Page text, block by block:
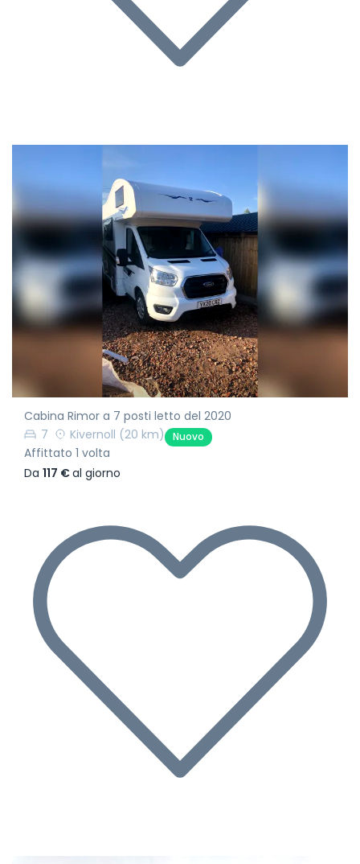
Cabina Rimor a 7 posti letto del 2020
7
Kivernoll (20 km) Nuovo
Affittato 1 volta
Da 117 €al giorno